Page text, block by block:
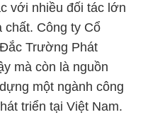
với nhiều đối tác lớn
chất. Công ty Cổ
Trường Phát
mà còn là nguồn
một ngành công
triển tại Việt Nam.